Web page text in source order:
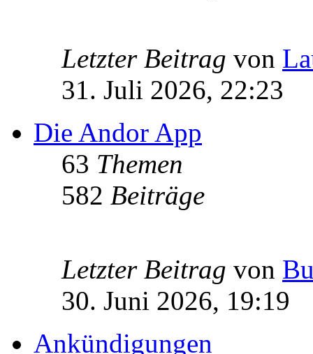
Letzter Beitrag von
31. Juli 2026, 22:23
Die Andor App
63 Themen
582 Beiträge
Letzter Beitrag von
30. Juni 2026, 19:19
Ankündigungen